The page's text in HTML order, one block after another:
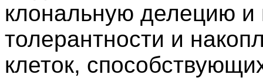
клональную делецию
толерантности и
клеток,